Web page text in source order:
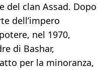
del clan Assad. Dopo
dell’impero
nel 1970,
di Bashar,
per la minoranza,